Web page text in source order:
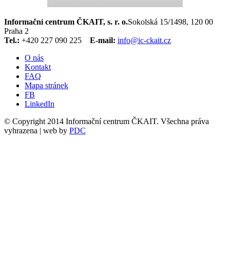
Informační centrum ČKAIT, s. r. o.Sokolská 15/1498, 120 00
Praha 2
Tel.: +420 227 090 225 E-mail: info@ic-ckait.cz
O nás
Kontakt
FAQ
Mapa stránek
FB
LinkedIn
© Copyright 2014 Informační centrum ČKAIT. Všechna práva
vyhrazena | web by PDC